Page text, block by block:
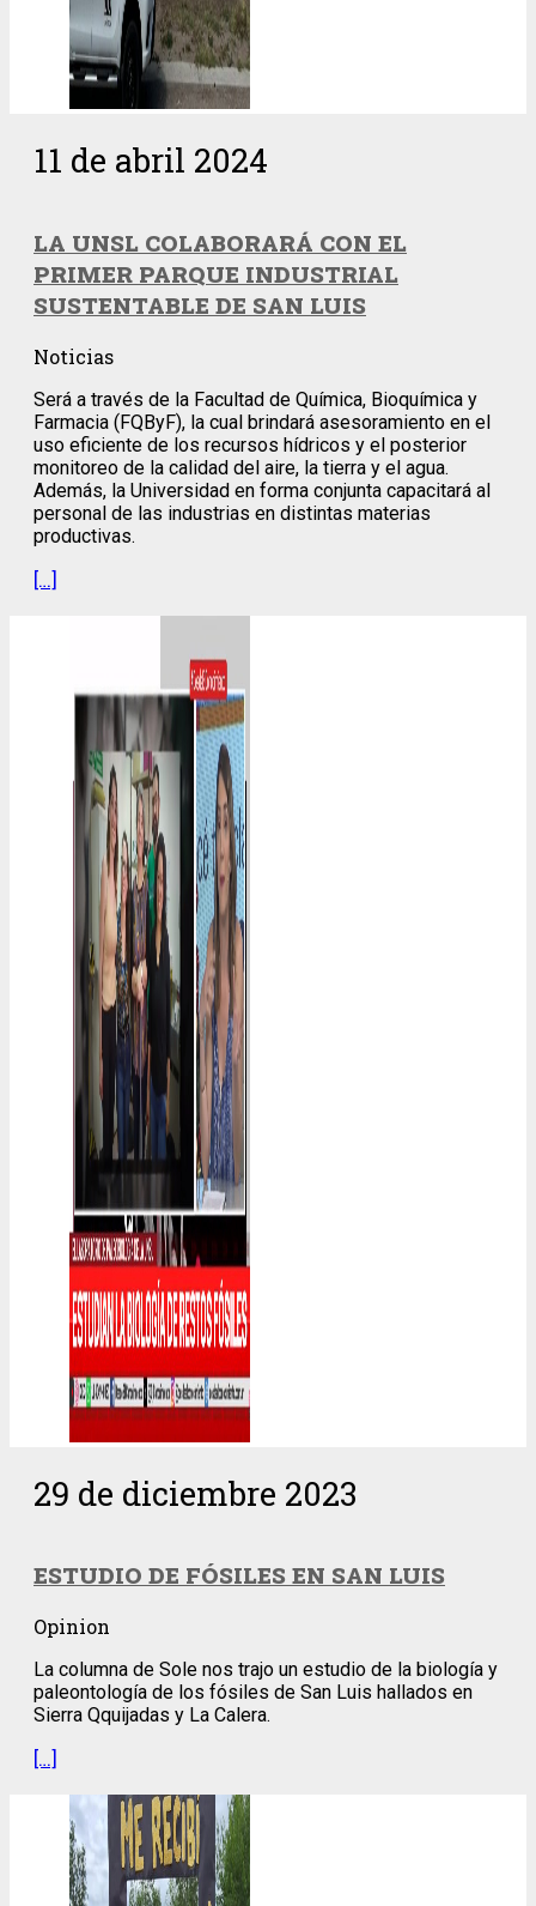
11 de abril 2024
LA UNSL COLABORARÁ CON EL
PRIMER PARQUE INDUSTRIAL
SUSTENTABLE DE SAN LUIS
Noticias
Será a través de la Facultad de Química, Bioquímica y
Farmacia (FQByF), la cual brindará asesoramiento en el
uso eficiente de los recursos hídricos y el posterior
monitoreo de la calidad del aire, la tierra y el agua.
Además, la Universidad en forma conjunta capacitará al
personal de las industrias en distintas materias
productivas.
[…]
29 de diciembre 2023
ESTUDIO DE FÓSILES EN SAN LUIS
Opinion
La columna de Sole nos trajo un estudio de la biología y
paleontología de los fósiles de San Luis hallados en
Sierra Qquijadas y La Calera.
[…]